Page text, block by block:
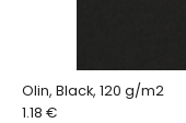
Olin, Black, 120 g/m2
1.18 €